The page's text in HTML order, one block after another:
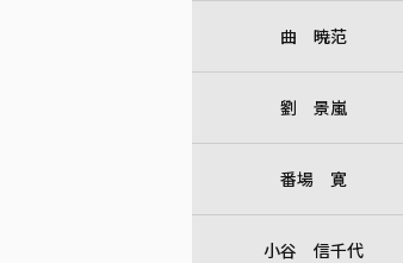
曲 暁范
劉 景嵐
番場 寛
小谷 信千代